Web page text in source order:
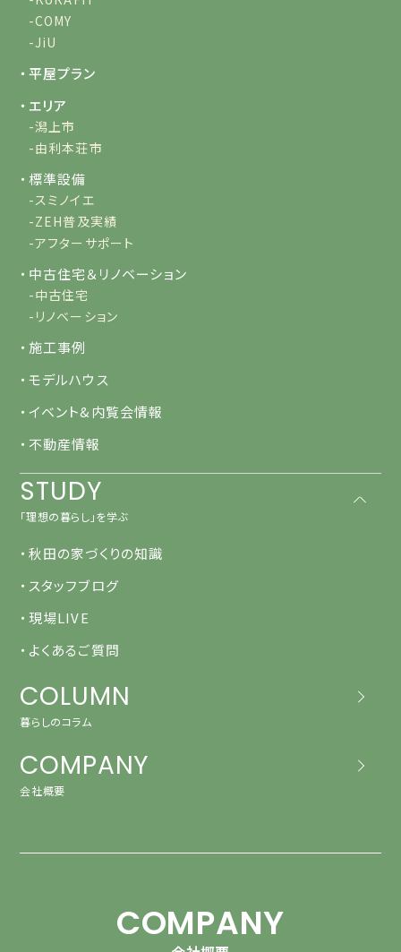
-COMY
-JiU
・平屋プラン
・エリア
-潟上市
-由利本荘市
・標準設備
-スミノイエ
-ZEH普及実績
-アフターサポート
・中古住宅＆リノベーション
-中古住宅
-リノベーション
・施工事例
・モデルハウス
・イベント&内覧会情報
・不動産情報
STUDY
「理想の暮らし」を学ぶ
・秋田の家づくりの知識
・スタッフブログ
・現場LIVE
・よくあるご質問
COLUMN
暮らしのコラム
COMPANY
会社概要
COMPANY